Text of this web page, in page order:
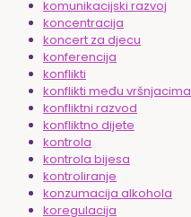
komunikacijski razvoj
koncentracija
koncert za djecu
konferencija
konflikti
konflikti među vršnjacima
konfliktni razvod
konfliktno dijete
kontrola
kontrola bijesa
kontroliranje
konzumacija alkohola
koregulacija